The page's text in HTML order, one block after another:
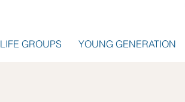
LIFE GROUPS YOUNG GENERATION